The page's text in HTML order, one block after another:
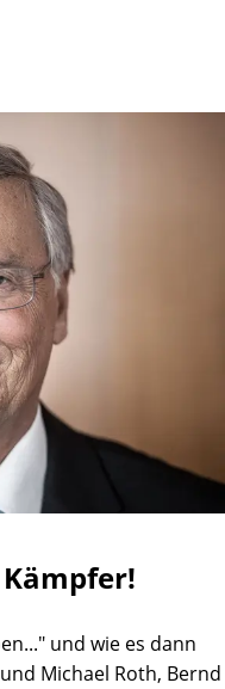
und wie es dann
Michael Roth, Bernd